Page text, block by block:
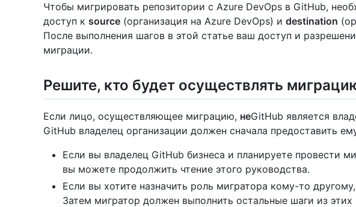
Чтобы мигрировать репозитории с Azure DevOps в GitHub,
доступ к source (организация на Azure DevOps) и destination
После выполнения шагов в этой статье ваш доступ и
миграции.
Решите, кто будет осуществлять
Если лицо, осуществляющее миграцию, неGitHub является
GitHub владелец организации должен сначала предоставить
Если вы владелец GitHub бизнеса и планируете провести
вы можете продолжить чтение этого руководства.
Если вы хотите назначить роль мигратора кому-то
Затем мигратор должен выполнить остальные шаги из